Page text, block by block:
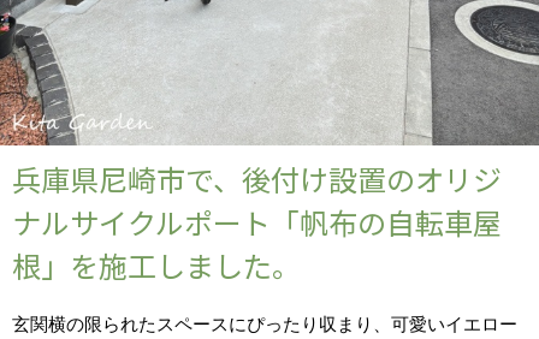
兵庫県尼崎市で、後付け設置のオリジ
ナルサイクルポート「帆布の自転車屋
根」を施工しました。
玄関横の限られたスペースにぴったり収まり、可愛いイエロー